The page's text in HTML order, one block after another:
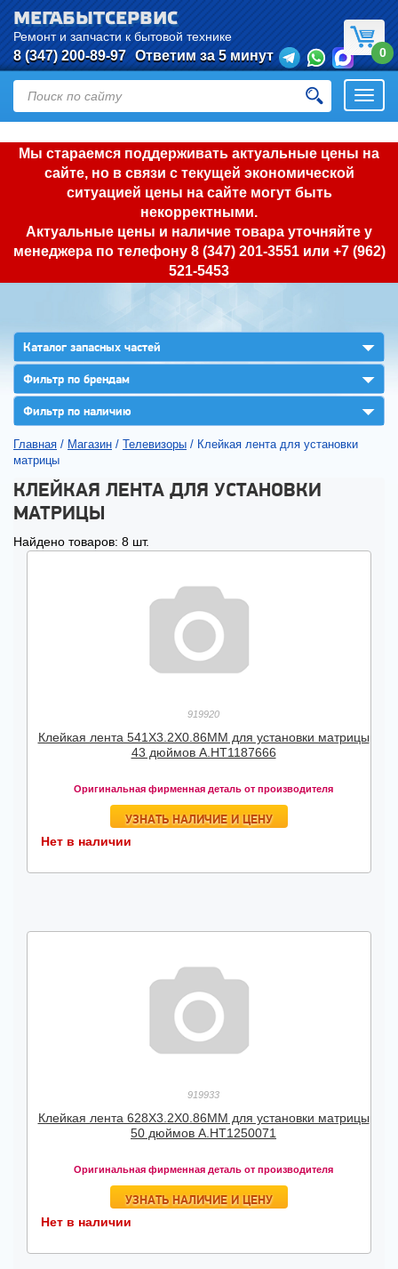
Мы стараемся поддерживать актуальные цены на
сайте, но в связи с текущей экономической
ситуацией цены на сайте могут быть
некорректными.
Актуальные цены и наличие товара уточняйте у
менеджера по телефону 8 (347) 201-3551или +7 (962)
521-5453
МЕГАБЫТСЕРВИС
Ремонт и запчасти к бытовой технике
8 (347) 200-89-97 Ответим за 5 минут 0
Каталог запасных частей ▼
Фильтр по брендам ▼
Фильтр по наличию ▼
Главная / Магазин / Телевизоры / Клейкая лента для установки
матрицы
КЛЕЙКАЯ ЛЕНТА ДЛЯ УСТАНОВКИ
МАТРИЦЫ
Найдено товаров: 8 шт.
919920
Клейкая лента 541X3.2X0.86MM для установки матрицы
43 дюймов А.HT1187666
Оригинальная фирменная деталь от производителя
УЗНАТЬ НАЛИЧИЕ И ЦЕНУ
Нет в наличии
919933
Клейкая лента 628X3.2X0.86MM для установки матрицы
50 дюймов А.HT1250071
Оригинальная фирменная деталь от производителя
УЗНАТЬ НАЛИЧИЕ И ЦЕНУ
Нет в наличии